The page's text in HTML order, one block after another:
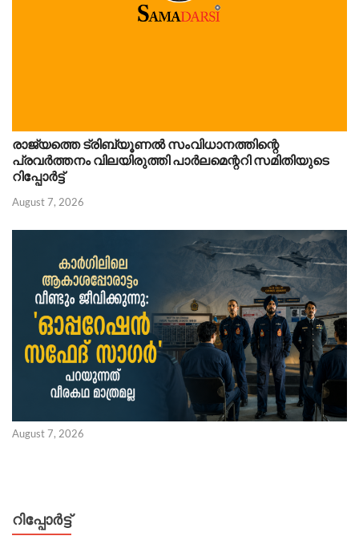
രാജ്യത്തെ ട്രിബ്യൂണൽ സംവിധാനത്തിന്റെ
പ്രവർത്തനം വിലയിരുത്തി പാർലമെന്ററി സമിതിയുടെ
റിപ്പോർട്ട്
August 7, 2026
August 7, 2026
റിപ്പോര്‍ട്ട്